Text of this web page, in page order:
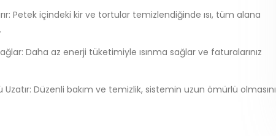
Petek içindeki kir ve tortular temizlendiğinde ısı, tüm alana
Daha az enerji tüketimiyle ısınma sağlar ve faturalarınız
Uzatır: Düzenli bakım ve temizlik, sistemin uzun ömürlü olmasını